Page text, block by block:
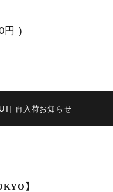
円 )
再入荷お知らせ
】